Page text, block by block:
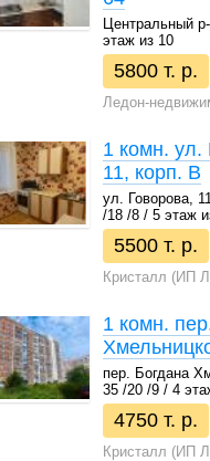
Центральный
этаж из 10
5800 т. р.
Ледон-
1 комн. ул.
11, корп. В
ул. Говорова,
/18 /8 / 5 этаж
5500 т. р.
Кристалл (ИП
1 комн.
пер. Богдана
35 /20 /9 / 4
4750 т. р.
Кристалл (ИП